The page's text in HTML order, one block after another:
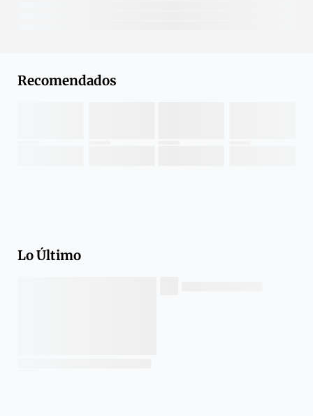
Recomendados
Lo Último